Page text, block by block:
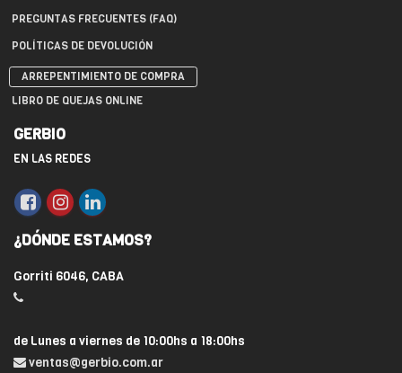
PREGUNTAS FRECUENTES (FAQ)
POLÍTICAS DE DEVOLUCIÓN
ARREPENTIMIENTO DE COMPRA
LIBRO DE QUEJAS ONLINE
GERBIO
EN LAS REDES
¿DÓNDE ESTAMOS?
Gorriti 6046, CABA
de Lunes a viernes de 10:00hs a 18:00hs
ventas@gerbio.com.ar